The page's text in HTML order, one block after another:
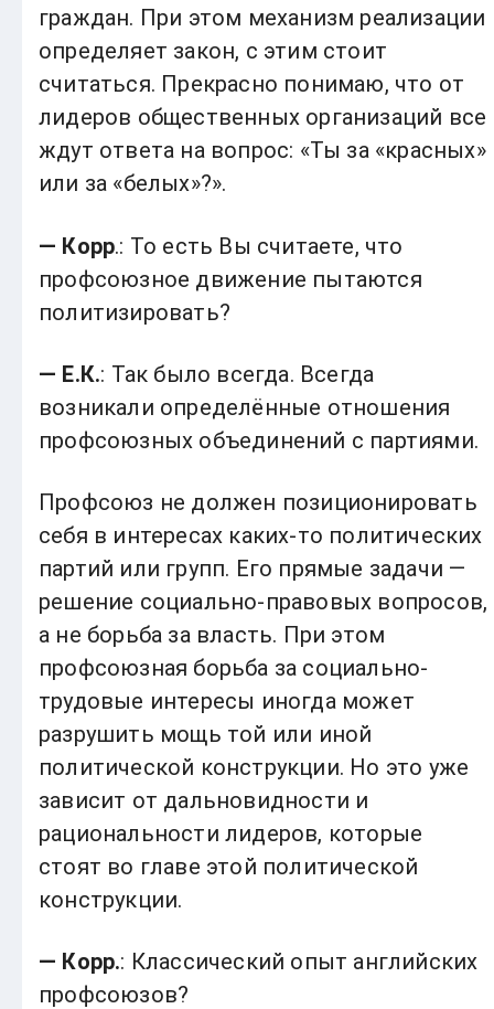
граждан. При этом механизм реализации
определяет закон, с этим стоит
считаться. Прекрасно понимаю, что от
лидеров общественных организаций все
ждут ответа на вопрос: «Ты за «красных»
или за «белых»?».
— Корр.: То есть Вы считаете, что
профсоюзное движение пытаются
политизировать?
— Е.К.: Так было всегда. Всегда
возникали определённые отношения
профсоюзных объединений с партиями.
Профсоюз не должен позиционировать
себя в интересах каких-то политических
партий или групп. Его прямые задачи —
решение социально-правовых вопросов,
а не борьба за власть. При этом
профсоюзная борьба за социально-
трудовые интересы иногда может
разрушить мощь той или иной
политической конструкции. Но это уже
зависит от дальновидности и
рациональности лидеров, которые
стоят во главе этой политической
конструкции.
— Корр.: Классический опыт английских
профсоюзов?